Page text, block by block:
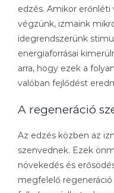
edzés. Amikor
végzünk, izmaink
idegrendszerünk
energiaforrásai
arra, hogy ezek a
valóban fejlődést
A regeneráció
Az edzés közben az
szenvednek. Ezek
növekedés és
megfelelő regeneráció